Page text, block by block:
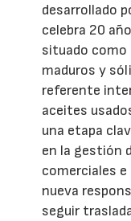
desarrollado
celebra 20
situado como
maduros y
referente
aceites
una etapa
en la gestión
comerciales
nueva
seguir